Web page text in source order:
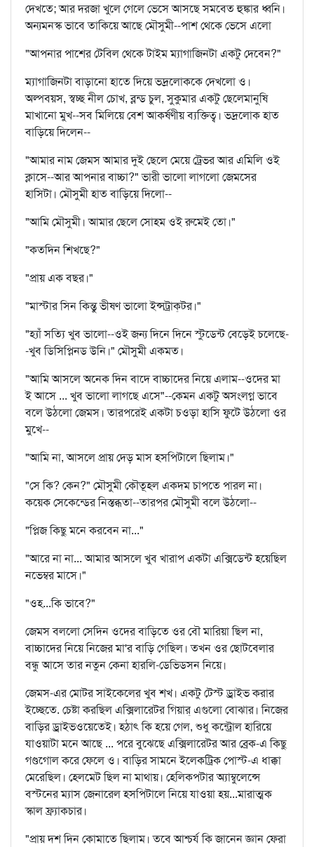
দেখতে; আর দরজা খুলে গেলে ভেসে আসছে সমবেত হুঙ্কার ধ্বনি।
অন্যমনস্ক ভাবে তাকিয়ে আছে মৌসুমী--পাশ থেকে ভেসে এলো
"আপনার পাশের টেবিল থেকে টাইম ম্যাগাজিনটা একটু দেবেন?"
ম্যাগাজিনটা বাড়ানো হাতে দিয়ে ভদ্রলোককে দেখলো ও।
অল্পবয়স, স্বচ্ছ নীল চোখ, ব্লন্ড চুল, সুকুমার একটু ছেলেমানুষি
মাখানো মুখ--সব মিলিয়ে বেশ আকর্ষণীয় ব্যক্তিত্ব। ভদ্রলোক হাত
বাড়িয়ে দিলেন--
"আমার নাম জেমস আমার দুই ছেলে মেয়ে ট্রেভর আর এমিলি ওই
ক্লাসে--আর আপনার বাচ্চা?" ভারী ভালো লাগলো জেমসের
হাসিটা। মৌসুমী হাত বাড়িয়ে দিলো--
"আমি মৌসুমী। আমার ছেলে সোহম ওই রুমেই তো।"
"কতদিন শিখছে?"
"প্রায় এক বছর।"
"মাস্টার সিন কিন্তু ভীষণ ভালো ইন্সট্রাক্‌টর।"
"হ্যাঁ সত্যি খুব ভালো--ওই জন্য দিনে দিনে স্টুডেন্ট বেড়েই চলেছে-
-খুব ডিসিপ্লিনড উনি।" মৌসুমী একমত।
"আমি আসলে অনেক দিন বাদে বাচ্চাদের নিয়ে এলাম--ওদের মা
ই আসে ... খুব ভালো লাগছে এসে"--কেমন একটু অসংলগ্ন ভাবে
বলে উঠলো জেমস। তারপরেই একটা চওড়া হাসি ফুটে উঠলো ওর
মুখে--
"আমি না, আসলে প্রায় দেড় মাস হসপিটালে ছিলাম।"
"সে কি? কেন?" মৌসুমী কৌতূহল একদম চাপতে পারল না।
কয়েক সেকেন্ডের নিস্তব্ধতা--তারপর মৌসুমী বলে উঠলো--
"প্লিজ কিছু মনে করবেন না..."
"আরে না না... আমার আসলে খুব খারাপ একটা এক্সিডেন্ট হয়েছিল
নভেম্বর মাসে।"
"ওহ...কি ভাবে?"
জেমস বললো সেদিন ওদের বাড়িতে ওর বৌ মারিয়া ছিল না,
বাচ্চাদের নিয়ে নিজের মা'র বাড়ি গেছিল। তখন ওর ছোটবেলার
বন্ধু আসে তার নতুন কেনা হারলি-ডেভিডসন নিয়ে।
জেমস-এর মোটর সাইকেলের খুব শখ। একটু টেস্ট ড্রাইভ করার
ইচ্ছেতে. চেষ্টা করছিল এক্সিলারেটর গিয়ার্ এগুলো বোঝার। নিজের
বাড়ির ড্রাইভওয়েতেই। হঠাৎ কি হয়ে গেল, শুধু কন্ট্রোল হারিয়ে
যাওয়াটা মনে আছে ... পরে বুঝেছে এক্সিলারেটর আর ব্রেক-এ কিছু
গণ্ডগোল করে ফেলে ও। বাড়ির সামনে ইলেকট্রিক পোস্ট-এ ধাক্কা
মেরেছিল। হেলমেট ছিল না মাথায়। হেলিকপটার অ্যাম্বুলেন্সে
বস্টনের ম্যাস জেনারেল হসপিটালে নিয়ে যাওয়া হয়...মারাত্মক
স্কাল ফ্র্যাকচার।
"প্রায় দশ দিন কোমাতে ছিলাম। তবে আশ্চর্য কি জানেন জ্ঞান ফেরা